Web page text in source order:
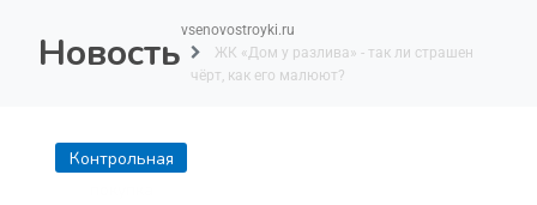
Новостьvsenovostroyki.ru
ЖК «Дом у разлива» - так ли страшен
чёрт, как его малюют?
Контрольная